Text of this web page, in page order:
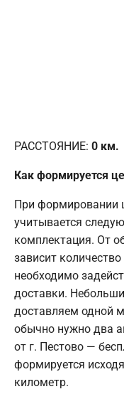
РАССТОЯНИЕ: 0 км.
Как формируется
При формировании
учитывается
комплектация. От
зависит
необходимо
доставки.
доставляем одной
обычно нужно два
от г. Пестово —
формируется
километр.